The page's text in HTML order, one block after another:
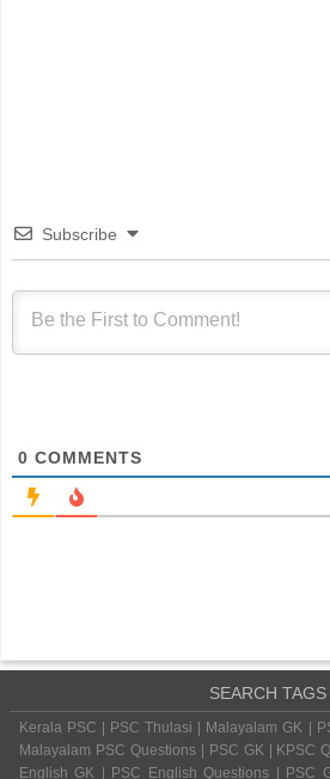
Subscribe
0 COMMENTS
SEARCH TAGS
Kerala PSC | PSC Thulasi | Malayalam GK |
Malayalam PSC Questions | PSC GK | KPSC
English GK | PSC English Questions | PSC